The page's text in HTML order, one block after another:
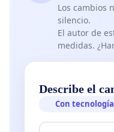
Los cambios
silencio.
El autor de
medidas.
Describe el
Con